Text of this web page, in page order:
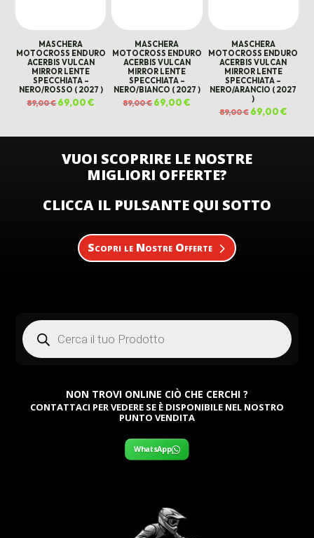
MASCHERA
MOTOCROSS ENDURO
ACERBIS VULCAN
MIRROR LENTE
SPECCHIATA –
NERO/ROSSO ( 2027 )
89,00€Il
prezzo
69,00€
MASCHERA
MOTOCROSS ENDURO
ACERBIS VULCAN
MIRROR LENTE
SPECCHIATA –
NERO/BIANCO ( 2027 )
89,00€Il
prezzo
69,00€
attuale
MASCHERA
MOTOCROSS ENDURO
ACERBIS VULCAN
MIRROR LENTE
SPECCHIATA –
NERO/ARANCIO ( 2027
)
89,00€ Il
prezzo
89,00 €.
69,00€Il
69,00
VUOI SCOPRIRE LE NOSTRE
MIGLIORI OFFERTE?
CLICCA IL PULSANTE QUI SOTTO
Scopri le Nostre Offerte
Products
search
NON TROVI ONLINE CIÒ CHE CERCHI ?
CONTATTACI PER VEDERE SE È DISPONIBILE NEL NOSTRO
PUNTO VENDITA
WhatsApp